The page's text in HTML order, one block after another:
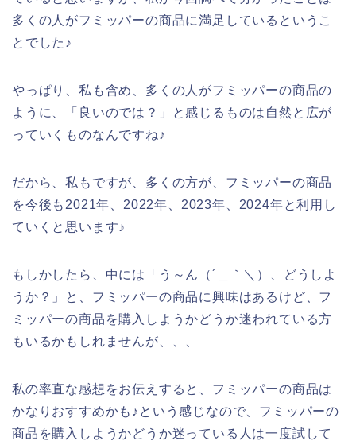
多くの人がフミッパーの商品に満足しているというこ
とでした♪
やっぱり、私も含め、多くの人がフミッパーの商品の
ように、「良いのでは？」と感じるものは自然と広が
っていくものなんですね♪
だから、私もですが、多くの方が、フミッパーの商品
を今後も2021年、2022年、2023年、2024年と利用し
ていくと思います♪
もしかしたら、中には「う～ん（´＿｀＼）、どうしよ
うか？」と、フミッパーの商品に興味はあるけど、フ
ミッパーの商品を購入しようかどうか迷われている方
もいるかもしれませんが、、、
私の率直な感想をお伝えすると、フミッパーの商品は
かなりおすすめかも♪という感じなので、フミッパーの
商品を購入しようかどうか迷っている人は一度試して